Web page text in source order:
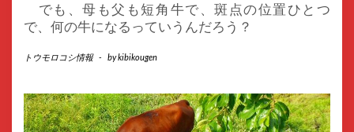
でも、母も父も短角牛で、斑点の位置ひとつ
で、何の牛になるっていうんだろう？
トウモロコシ情報 - bykibikougen